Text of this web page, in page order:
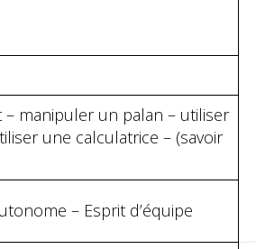
manipuler un palan – utiliser
une calculatrice – (savoir
– Esprit d’équipe